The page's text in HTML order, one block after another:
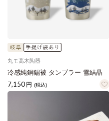
丸モ高木陶器
冷感純銅錫被 タンブラー 雪結晶
7,150 円 (税込)